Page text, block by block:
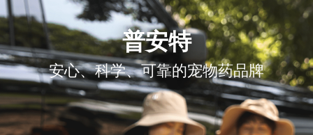
普安特
安心、科学、可靠的宠物药品牌